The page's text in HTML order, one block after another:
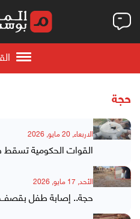
حجة
الاربعاء, 20 مايو, 2026
القوات الحكومية تسقط
الأحد, 17 مايو, 2026
حجة.. إصابة طفل